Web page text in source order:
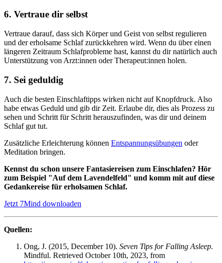
6. Vertraue dir selbst
Vertraue darauf, dass sich Körper und Geist von selbst regulieren
und der erholsame Schlaf zurückkehren wird. Wenn du über einen
längeren Zeitraum Schlafprobleme hast, kannst du dir natürlich auch
Unterstützung von Arzt:innen oder Therapeut:innen holen.
7. Sei geduldig
Auch die besten Einschlaftipps wirken nicht auf Knopfdruck. Also
habe etwas Geduld und gib dir Zeit. Erlaube dir, dies als Prozess zu
sehen und Schritt für Schritt herauszufinden, was dir und deinem
Schlaf gut tut.
Zusätzliche Erleichterung können Entspannungsübungen oder
Meditation bringen.
Kennst du schon unsere Fantasiereisen zum Einschlafen? Hör
zum Beispiel "Auf dem Lavendelfeld" und komm mit auf diese
Gedankereise für erholsamen Schlaf.
Jetzt 7Mind downloaden
Quellen:
Ong, J. (2015, December 10). Seven Tips for Falling Asleep.
Mindful. Retrieved October 10th, 2023, from